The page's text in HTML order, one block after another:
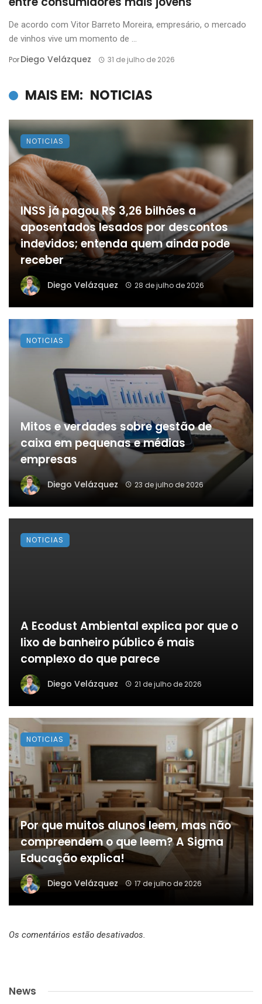
De acordo com Vitor Barreto Moreira, empresário, o mercado
de vinhos vive um momento de ...
PorDiego Velázquez 31 de julho de 2026
MAIS EM: NOTICIAS
INSS já pagou R$ 3,26 bilhões a
aposentados lesados por descontos
indevidos; entenda quem ainda pode
receber
Diego Velázquez 28 de julho de 2026
NOTICIAS
Mitos e verdades sobre gestão de
caixa em pequenas e médias
empresas
Diego Velázquez 23 de julho de 2026
NOTICIAS
A Ecodust Ambiental explica por que o
lixo de banheiro público é mais
complexo do que parece
Diego Velázquez 21 de julho de 2026
NOTICIAS
Por que muitos alunos leem, mas não
compreendem o que leem? A Sigma
Educação explica!
Diego Velázquez 17 de julho de 2026
NOTICIAS
Os comentários estão desativados.
News